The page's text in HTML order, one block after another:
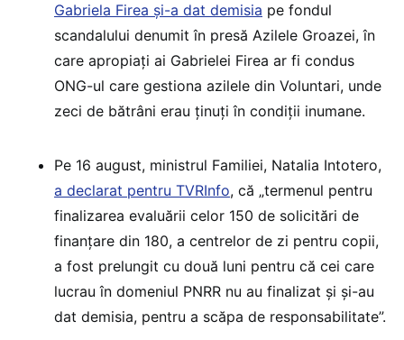
Gabriela Firea și-a dat demisia pe fondul
scandalului denumit în presă Azilele Groazei, în
care apropiați ai Gabrielei Firea ar fi condus
ONG-ul care gestiona azilele din Voluntari, unde
zeci de bătrâni erau ținuți în condiții inumane.
Pe 16 august, ministrul Familiei, Natalia Intotero,
a declarat pentru TVRInfo, că „termenul pentru
finalizarea evaluării celor 150 de solicitări de
finanțare din 180, a centrelor de zi pentru copii,
a fost prelungit cu două luni pentru că cei care
lucrau în domeniul PNRR nu au finalizat și și-au
dat demisia, pentru a scăpa de responsabilitate”.